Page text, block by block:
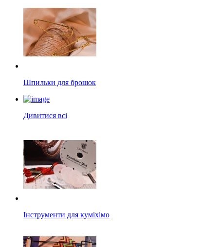
Шпильки для брошок
Дивитися всі
Інструменти для куміхімо